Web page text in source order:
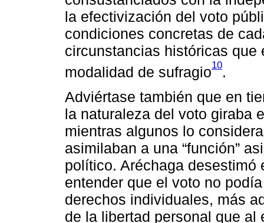
la efectivización del voto
condiciones concretas de
circunstancias históricas
modalidad de sufragio10.
Adviértase también que en
la naturaleza del voto giraba
mientras algunos lo
asimilaban a una “función”
político. Aréchaga desestimó
entender que el voto no
derechos individuales, más
de la libertad personal que